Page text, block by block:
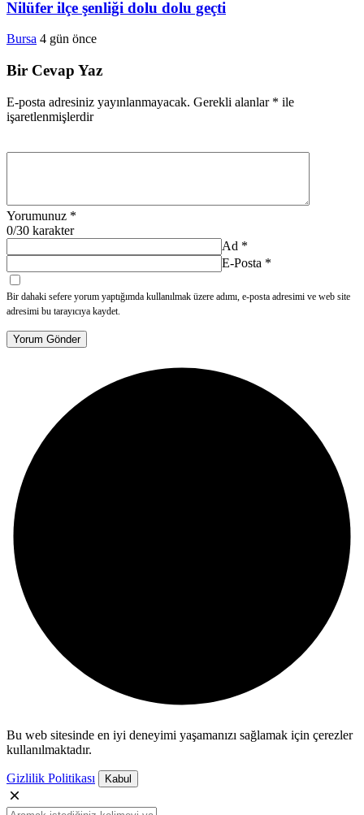
Nilüfer ilçe şenliği dolu dolu geçti
Bursa 4 gün önce
Bir Cevap Yaz
E-posta adresiniz yayınlanmayacak. Gerekli alanlar * ile
işaretlenmişlerdir
Yorumunuz *
0/30 karakter
Ad *
E-Posta *
Bir dahaki sefere yorum yaptığımda kullanılmak üzere adımı, e-posta adresimi ve web site
adresimi bu tarayıcıya kaydet.
Yorum Gönder
Bu web sitesinde en iyi deneyimi yaşamanızı sağlamak için çerezler
kullanılmaktadır.
Gizlilik Politikası Kabul